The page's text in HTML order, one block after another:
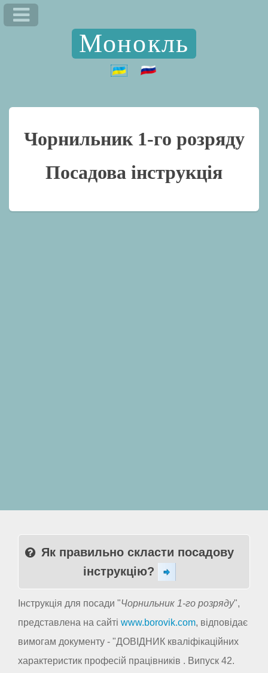
Монокль
Чорнильник 1-го розряду
Посадова інструкція
Як правильно скласти посадову
інструкцію?
Інструкція для посади "Чорнильник 1-го розряду",
представлена на сайті www.borovik.com, відповідає
вимогам документу - "ДОВІДНИК кваліфікаційних
характеристик професій працівників . Випуск 42.